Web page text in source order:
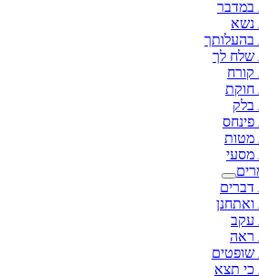
נשא
לך
עקב
ראה
תצא